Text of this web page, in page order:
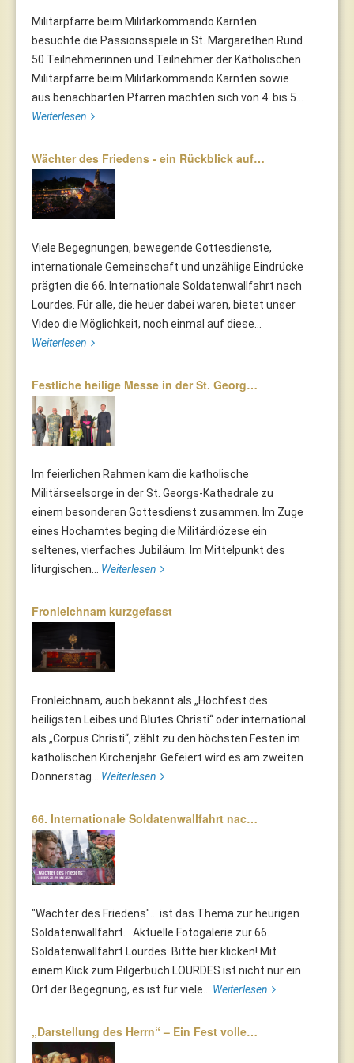
Militärpfarre beim Militärkommando Kärnten
besuchte die Passionsspiele in St. Margarethen Rund
50 Teilnehmerinnen und Teilnehmer der Katholischen
Militärpfarre beim Militärkommando Kärnten sowie
aus benachbarten Pfarren machten sich von 4. bis 5...
Weiterlesen
Wächter des Friedens - ein Rückblick auf…
Viele Begegnungen, bewegende Gottesdienste,
internationale Gemeinschaft und unzählige Eindrücke
prägten die 66. Internationale Soldatenwallfahrt nach
Lourdes. Für alle, die heuer dabei waren, bietet unser
Video die Möglichkeit, noch einmal auf diese...
Weiterlesen
Festliche heilige Messe in der St. Georg…
Im feierlichen Rahmen kam die katholische
Militärseelsorge in der St. Georgs-Kathedrale zu
einem besonderen Gottesdienst zusammen. Im Zuge
eines Hochamtes beging die Militärdiözese ein
seltenes, vierfaches Jubiläum. Im Mittelpunkt des
liturgischen... Weiterlesen
Fronleichnam kurzgefasst
Fronleichnam, auch bekannt als „Hochfest des
heiligsten Leibes und Blutes Christi“ oder international
als „Corpus Christi“, zählt zu den höchsten Festen im
katholischen Kirchenjahr. Gefeiert wird es am zweiten
Donnerstag... Weiterlesen
66. Internationale Soldatenwallfahrt nac…
"Wächter des Friedens"... ist das Thema zur heurigen
Soldatenwallfahrt. Aktuelle Fotogalerie zur 66.
Soldatenwallfahrt Lourdes. Bitte hier klicken! Mit
einem Klick zum Pilgerbuch LOURDES ist nicht nur ein
Ort der Begegnung, es ist für viele... Weiterlesen
„Darstellung des Herrn“ – Ein Fest volle…